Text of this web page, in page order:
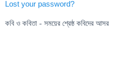
Lost your password?
কবি ও কবিতা - সময়ের শ্রেষ্ঠ কবিদের আসর